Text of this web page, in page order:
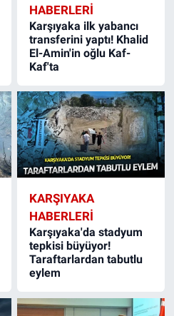
HABERLERI
Karşıyaka ilk yabancı
transferini yaptı! Khalid
El-Amin'in oğlu Kaf-
Kaf'ta
KARŞIYAKA
HABERLERI
Karşıyaka'da stadyum
tepkisi büyüyor!
Taraftarlardan tabutlu
eylem